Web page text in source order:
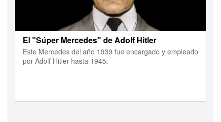
El "Súper Mercedes" de Adolf Hitler
Este Mercedes del año 1939 fue encargado y empleado
por Adolf Hitler hasta 1945.